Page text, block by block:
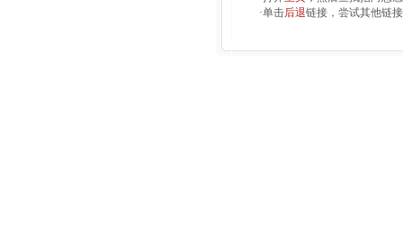
·单击后退链接，尝试其他链